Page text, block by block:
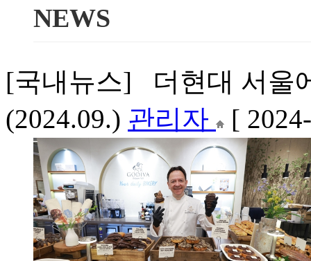
NEWS
[국내뉴스] 더현대 서울
(2024.09.) 관리자 [